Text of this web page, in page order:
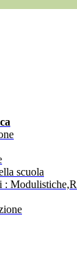
scuola
: